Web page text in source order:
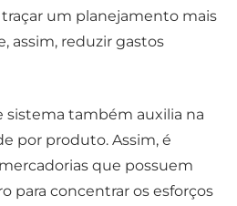
um planejamento mais
assim, reduzir gastos
sistema também auxilia na
por produto. Assim, é
que possuem
para concentrar os esforços